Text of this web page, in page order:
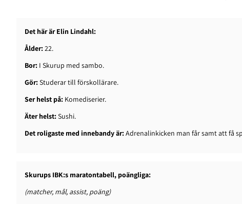
Det här är Elin Lindahl:
Ålder:22.
Bor: I Skurup med sambo.
Gör:Studerar till förskollärare.
Ser helst på: Komediserier.
Äter helst:Sushi.
Det roligaste med innebandy är:Adrenalinkicken man får samt att få
Skurups IBK:s maratontabell, poängliga:
(matcher, mål, assist, poäng)